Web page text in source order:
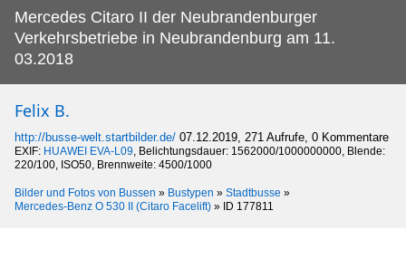
Mercedes Citaro II der Neubrandenburger
Verkehrsbetriebe in Neubrandenburg am 11.
03.2018
Felix B.
http://busse-welt.startbilder.de/ 07.12.2019, 271 Aufrufe, 0 Kommentare
EXIF: HUAWEI EVA-L09, Belichtungsdauer: 1562000/1000000000, Blende:
220/100, ISO50, Brennweite: 4500/1000
Bilder und Fotos von Bussen » Bustypen » Stadtbusse »
Mercedes-Benz O 530 II (Citaro Facelift) » ID 177811